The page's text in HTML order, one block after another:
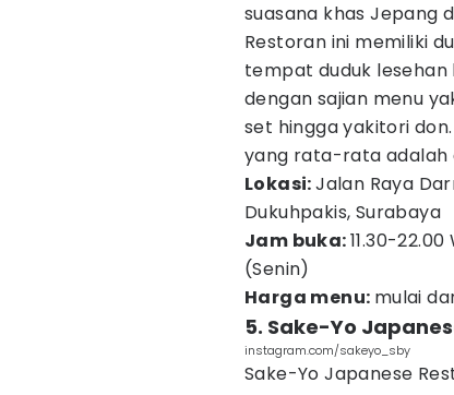
suasana khas Jepang
Restoran ini memiliki
tempat duduk
dengan sajian menu
set hingga yakitori
yang rata-rata adalah
Lokasi:Jalan Raya
Dukuhpakis, Surabaya
Jam buka:11.30-
(Senin)
Harga menu: mulai
5. Sake-Yo
instagram.com/sakeyo_sby
Sake-Yo Japanese